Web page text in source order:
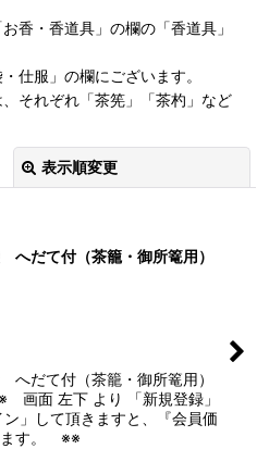
香・香道具」の欄の「香道具」
仕服」の欄にございます。
それぞれ「茶筅」「茶杓」など
表示順変更
へだて付（茶籠・御所篭用）
へだて付（茶籠・御所篭用）
左下 より 「新規登録」
」して頂きますと、『会員価
ます。 ※※